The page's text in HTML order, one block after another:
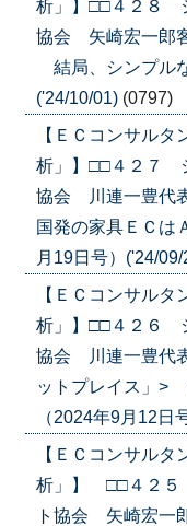
析」】□□４２８
協会 矢崎宏一郎
結局、シンプル
('24/10/01) (0797)
【ＥＣコンサル
析」】□□４２７
協会 川連一豊代
国発の家具ＥＣは
月19日号）('24/09/
【ＥＣコンサル
析」】□□４２６
協会 川連一豊代
ットプレイス」>
（2024年9月12日
【ＥＣコンサル
析」】 □□４２５
ト協会 矢崎宏一